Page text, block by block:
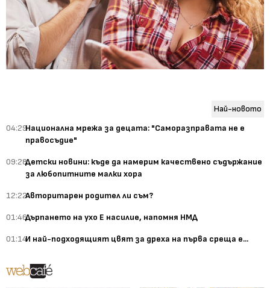
Най-новото
04:29Национална мрежа за децата: "Саморазправата не е
правосъдие"
09:28Детски новини: къде да намерим качествено съдържание
за любопитните малки хора
12:22Авторитарен родител ли съм?
01:46Дърпането на ухо Е насилие, напомня НМД
01:14И най-подходящият цвят за дреха на първа среща е...